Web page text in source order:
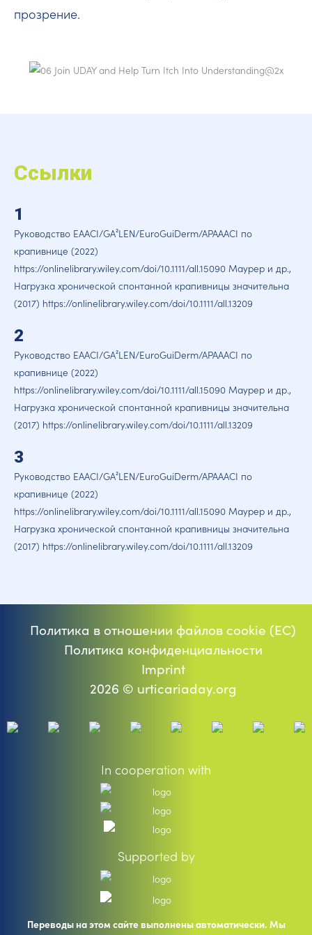
прозрение.
Ссылки
1
Руководство EAACI/GA²LEN/EuroGuiDerm/APAAACI по
крапивнице (2022)
https://onlinelibrary.wiley.com/doi/10.1111/all.15090 Маурер и др.,
Нагрузка хронической спонтанной крапивницы значительна
(2017) https://onlinelibrary.wiley.com/doi/10.1111/all.13209
2
Руководство EAACI/GA²LEN/EuroGuiDerm/APAAACI по
крапивнице (2022)
https://onlinelibrary.wiley.com/doi/10.1111/all.15090 Маурер и др.,
Нагрузка хронической спонтанной крапивницы значительна
(2017) https://onlinelibrary.wiley.com/doi/10.1111/all.13209
3
Руководство EAACI/GA²LEN/EuroGuiDerm/APAAACI по
крапивнице (2022)
https://onlinelibrary.wiley.com/doi/10.1111/all.15090 Маурер и др.,
Нагрузка хронической спонтанной крапивницы значительна
(2017) https://onlinelibrary.wiley.com/doi/10.1111/all.13209
Политика в отношении файлов cookie (ЕС)
Политика конфиденциальности
Imprint
2026 © urticariaday.org
In cooperation with
Supported by
Переводы на этом сайте выполнены автоматически. Мы